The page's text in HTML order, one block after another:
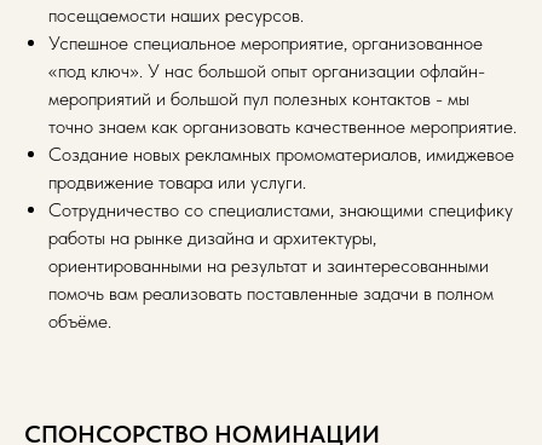
посещаемости наших ресурсов.
Успешное специальное мероприятие, организованное
«под ключ». У нас большой опыт организации офлайн-
мероприятий и большой пул полезных контактов - мы
точно знаем как организовать качественное мероприятие.
Создание новых рекламных промоматериалов, имиджевое
продвижение товара или услуги.
Сотрудничество со специалистами, знающими специфику
работы на рынке дизайна и архитектуры,
ориентированными на результат и заинтересованными
помочь вам реализовать поставленные задачи в полном
объёме.
СПОНСОРСТВО НОМИНАЦИИ